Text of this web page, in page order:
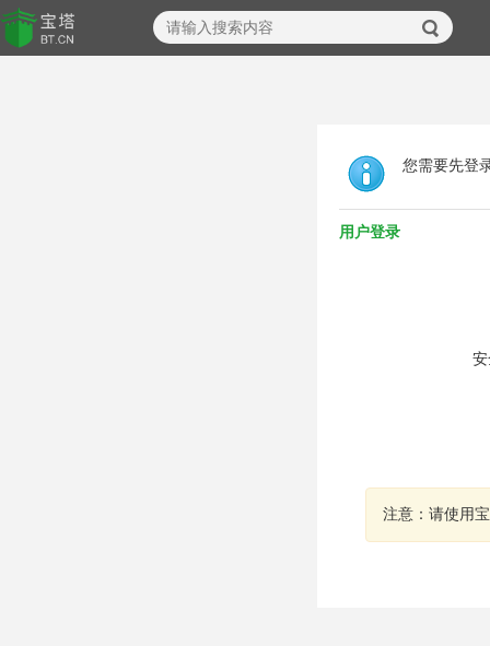
您需要先登
用户登录
注意：请使用